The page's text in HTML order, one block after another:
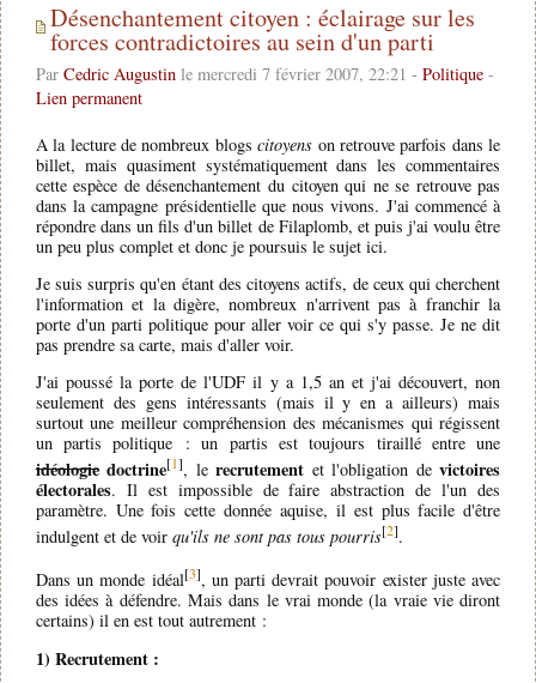
Désenchantement citoyen : éclairage sur les
forces contradictoires au sein d'un parti
Par Cedric Augustinle mercredi 7 février 2007, 22:21 - Politique-
Lien permanent
A la lecture de nombreux blogscitoyens on retrouve parfois dans le
billet, mais quasiment systématiquement dans les commentaires
cette espèce de désenchantement du citoyen qui ne se retrouve pas
dans la campagne présidentielle que nous vivons. J'ai commencé à
répondre dans un fils d'un billet de Filaplomb, et puis j'ai voulu être
un peu plus complet et donc je poursuis le sujet ici.
Je suis surpris qu'en étant des citoyens actifs, de ceux qui cherchent
l'information et la digère, nombreux n'arrivent pas à franchir la
porte d'un parti politique pour aller voir ce qui s'y passe. Je ne dit
pas prendre sa carte, mais d'aller voir.
J'ai poussé la porte de l'UDF il y a 1,5 an et j'ai découvert, non
seulement des gens intéressants (mais il y en a ailleurs) mais
surtout une meilleur compréhension des mécanismes qui régissent
un partis politique : un partis est toujours tiraillé entre une
idéologiedoctrine[1], lerecrutement et l'obligation devictoires
électorales. Il est impossible de faire abstraction de l'un des
paramètre. Une fois cette donnée aquise, il est plus facile d'être
indulgent et de voir qu'ils ne sont pas tous pourris[2].
Dans un monde idéal[3], un parti devrait pouvoir exister juste avec
des idées à défendre. Mais dans le vrai monde (la vraie vie diront
certains) il en est tout autrement :
1) Recrutement :